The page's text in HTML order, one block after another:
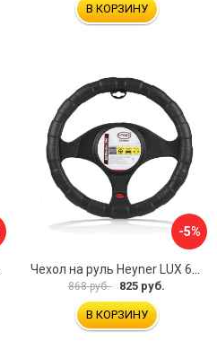
В КОРЗИНУ
-5%
868 руб. 825 руб.
В КОРЗИНУ